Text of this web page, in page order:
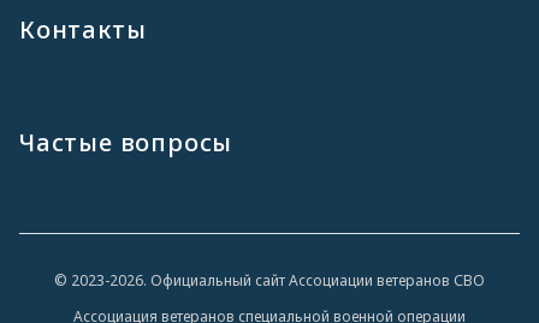
Контакты
Частые вопросы
© 2023-2026. Официальный сайт Ассоциации ветеранов СВО
Ассоциация ветеранов специальной военной операции